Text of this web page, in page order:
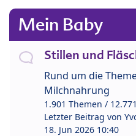
Mein Baby
Stillen und
Rund um die
Milchnahrung
1.901 Themen /
Letzter Beitrag von
18. Jun 2026 10:40